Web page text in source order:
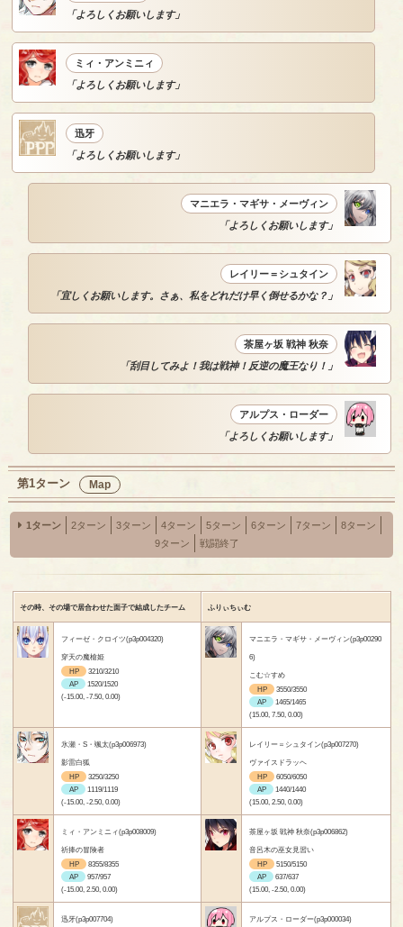
「よろしくお願いします」
ミィ・アンミニィ
「よろしくお願いします」
迅牙
「よろしくお願いします」
マニエラ・マギサ・メーヴィン
「よろしくお願いします」
レイリー＝シュタイン
「宜しくお願いします。さぁ、私をどれだけ早く倒せるかな？」
茶屋ヶ坂 戦神 秋奈
「刮目してみよ！我は戦神！反逆の魔王なり！」
アルプス・ローダー
「よろしくお願いします」
第1ターン Map
1ターン 2ターン 3ターン 4ターン 5ターン 6ターン 7ターン
8ターン
9ターン
戦闘終了
その時、その場で居合わせた面子で結成したチーム ふりぃちぃむ
フィーゼ・クロイツ(p3p004320)
穿天の魔槍姫
HP
3210/3210
AP
1520/1520
(-15.00, -7.50, 0.00)
マニエラ・マギサ・メーヴィン(p3p00290
6)
こむ☆すめ
HP
3550/3550
AP
1465/1465
(15.00, 7.50, 0.00)
氷瀬・S・颯太(p3p006973)
影雷白狐
HP
3250/3250
AP
1119/1119
(-15.00, -2.50, 0.00)
レイリー＝シュタイン(p3p007270)
ヴァイスドラッヘ
HP
6050/6050
AP
1440/1440
(15.00, 2.50, 0.00)
ミィ・アンミニィ(p3p008009)
祈捧の冒険者
HP
8355/8355
AP
957/957
(-15.00, 2.50, 0.00)
茶屋ヶ坂 戦神 秋奈(p3p006862)
音呂木の巫女見習い
HP
5150/5150
AP
637/637
(15.00, -2.50, 0.00)
迅牙(p3p007704)
アルプス・ローダー(p3p000034)